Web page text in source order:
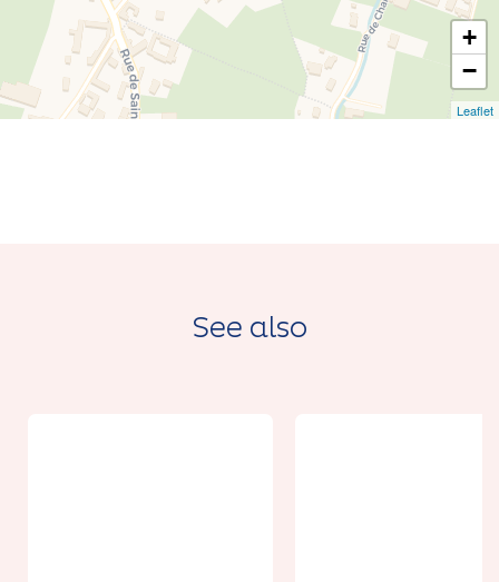
+
−
Leaflet
See also